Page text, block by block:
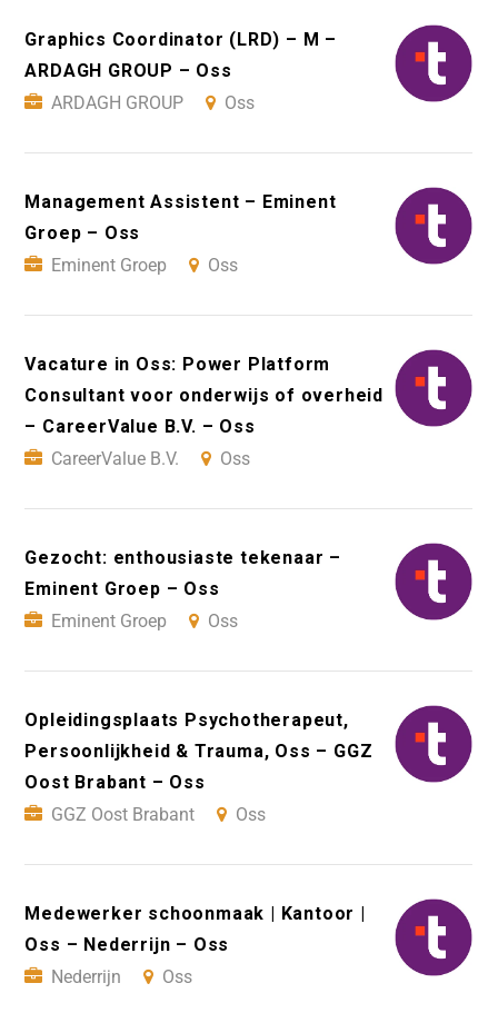
Graphics Coordinator (LRD) – M –
ARDAGH GROUP – Oss
ARDAGH GROUP
Oss
Management Assistent – Eminent
Groep – Oss
Eminent Groep
Oss
Vacature in Oss: Power Platform
Consultant voor onderwijs of overheid
– CareerValue B.V. – Oss
CareerValue B.V.
Oss
Gezocht: enthousiaste tekenaar –
Eminent Groep – Oss
Eminent Groep
Oss
Opleidingsplaats Psychotherapeut,
Persoonlijkheid & Trauma, Oss – GGZ
Oost Brabant – Oss
GGZ Oost Brabant
Oss
Medewerker schoonmaak | Kantoor |
Oss – Nederrijn – Oss
Nederrijn
Oss